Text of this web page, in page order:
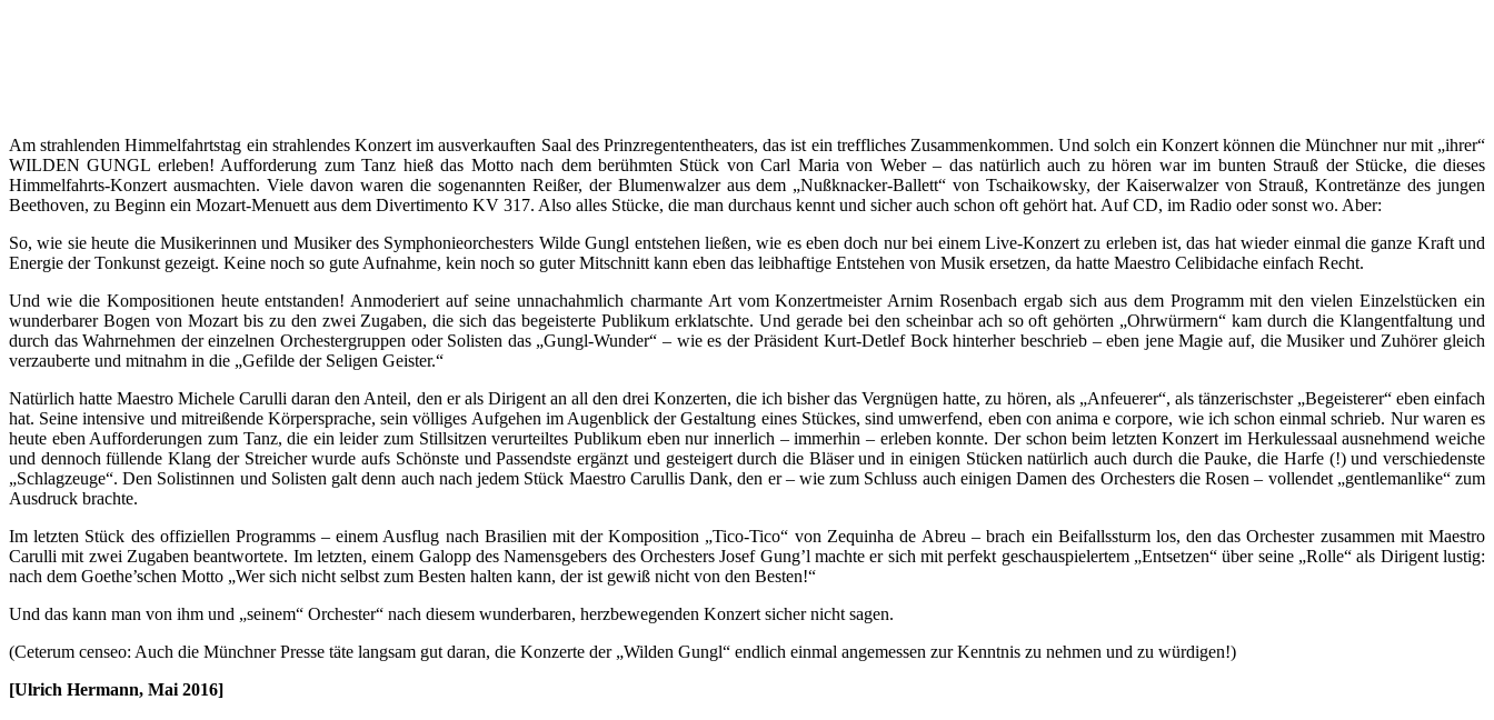
Am strahlenden Himmelfahrtstag ein strahlendes Konzert im ausverkauften Saal des Prinzregententheaters, das ist ein treffliches Zusammenkommen. Und solch ein Konzert können die Münchner nur mit „ihrer“
WILDEN GUNGL erleben! Aufforderung zum Tanz hieß das Motto nach dem berühmten Stück von Carl Maria von Weber – das natürlich auch zu hören war im bunten Strauß der Stücke, die dieses
Himmelfahrts-Konzert ausmachten. Viele davon waren die sogenannten Reißer, der Blumenwalzer aus dem „Nußknacker-Ballett“ von Tschaikowsky, der Kaiserwalzer von Strauß, Kontretänze des jungen
Beethoven, zu Beginn ein Mozart-Menuett aus dem Divertimento KV 317. Also alles Stücke, die man durchaus kennt und sicher auch schon oft gehört hat. Auf CD, im Radio oder sonst wo. Aber:
So, wie sie heute die Musikerinnen und Musiker des Symphonieorchesters Wilde Gungl entstehen ließen, wie es eben doch nur bei einem Live-Konzert zu erleben ist, das hat wieder einmal die ganze Kraft und
Energie der Tonkunst gezeigt. Keine noch so gute Aufnahme, kein noch so guter Mitschnitt kann eben das leibhaftige Entstehen von Musik ersetzen, da hatte Maestro Celibidache einfach Recht.
Und wie die Kompositionen heute entstanden! Anmoderiert auf seine unnachahmlich charmante Art vom Konzertmeister Arnim Rosenbach ergab sich aus dem Programm mit den vielen Einzelstücken ein
wunderbarer Bogen von Mozart bis zu den zwei Zugaben, die sich das begeisterte Publikum erklatschte. Und gerade bei den scheinbar ach so oft gehörten „Ohrwürmern“ kam durch die Klangentfaltung und
durch das Wahrnehmen der einzelnen Orchestergruppen oder Solisten das „Gungl-Wunder“ – wie es der Präsident Kurt-Detlef Bock hinterher beschrieb – eben jene Magie auf, die Musiker und Zuhörer gleich
verzauberte und mitnahm in die „Gefilde der Seligen Geister.“
Natürlich hatte Maestro Michele Carulli daran den Anteil, den er als Dirigent an all den drei Konzerten, die ich bisher das Vergnügen hatte, zu hören, als „Anfeuerer“, als tänzerischster „Begeisterer“ eben einfach
hat. Seine intensive und mitreißende Körpersprache, sein völliges Aufgehen im Augenblick der Gestaltung eines Stückes, sind umwerfend, eben con anima e corpore, wie ich schon einmal schrieb. Nur waren es
heute eben Aufforderungen zum Tanz, die ein leider zum Stillsitzen verurteiltes Publikum eben nur innerlich – immerhin – erleben konnte. Der schon beim letzten Konzert im Herkulessaal ausnehmend weiche
und dennoch füllende Klang der Streicher wurde aufs Schönste und Passendste ergänzt und gesteigert durch die Bläser und in einigen Stücken natürlich auch durch die Pauke, die Harfe (!) und verschiedenste
„Schlagzeuge“. Den Solistinnen und Solisten galt denn auch nach jedem Stück Maestro Carullis Dank, den er – wie zum Schluss auch einigen Damen des Orchesters die Rosen – vollendet „gentlemanlike“ zum
Ausdruck brachte.
Im letzten Stück des offiziellen Programms – einem Ausflug nach Brasilien mit der Komposition „Tico-Tico“ von Zequinha de Abreu – brach ein Beifallssturm los, den das Orchester zusammen mit Maestro
Carulli mit zwei Zugaben beantwortete. Im letzten, einem Galopp des Namensgebers des Orchesters Josef Gung’l machte er sich mit perfekt geschauspielertem „Entsetzen“ über seine „Rolle“ als Dirigent lustig:
nach dem Goethe’schen Motto „Wer sich nicht selbst zum Besten halten kann, der ist gewiß nicht von den Besten!“
Und das kann man von ihm und „seinem“ Orchester“ nach diesem wunderbaren, herzbewegenden Konzert sicher nicht sagen.
(Ceterum censeo: Auch die Münchner Presse täte langsam gut daran, die Konzerte der „Wilden Gungl“ endlich einmal angemessen zur Kenntnis zu nehmen und zu würdigen!)
[Ulrich Hermann, Mai 2016]